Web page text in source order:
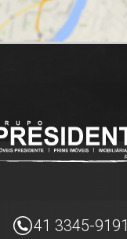
41 3345-9191